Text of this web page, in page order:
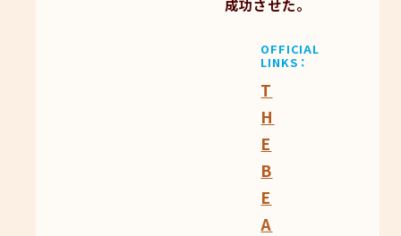
成功させた。
OFFICIAL
LINKS
T
H
E
B
E
A